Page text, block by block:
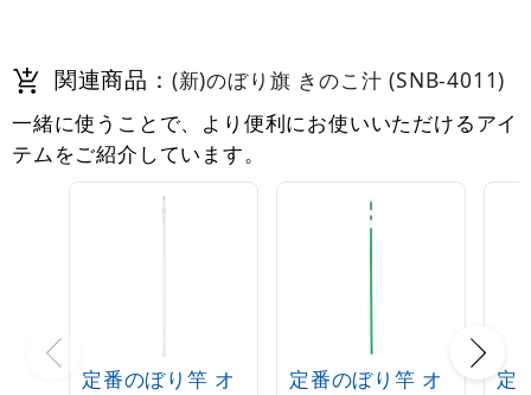
関連商品： (新)のぼり旗 きのこ汁 (SNB-4011)
一緒に使うことで、より便利にお使いいただけるアイ
テムをご紹介しています。
定番のぼり竿 オ
定番のぼり竿 オ
定